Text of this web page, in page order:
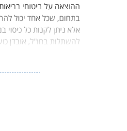
ההוצאה על ביטוחי
בתחום, שכל אחד יכול
אלא ניתן לקנות כל
להשתלות בחו"ל, אובדן